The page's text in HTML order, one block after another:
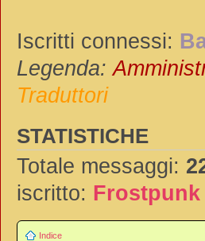
Iscritti connessi:
Legenda:
Traduttori
STATISTICHE
Totale messaggi:
iscritto: Frostpunk
Indice